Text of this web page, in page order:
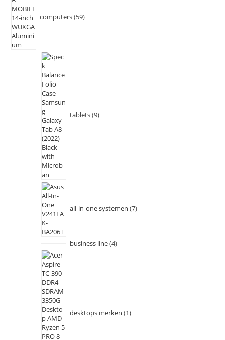
computers 59
tablets 9
all-in-one systemen 7
business line 4
desktops merken 1